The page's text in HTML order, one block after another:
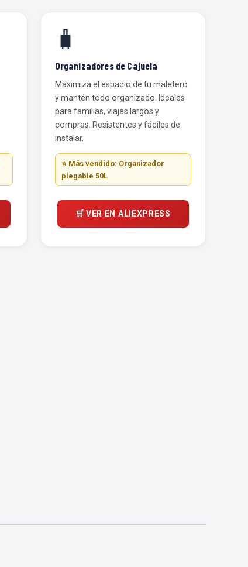
🧳
Organizadores de Cajuela
Maximiza el espacio de tu maletero
y mantén todo organizado. Ideales
para familias, viajes largos y
compras. Resistentes y fáciles de
instalar.
⭐ Más vendido: Organizador
plegable 50L
🛒 VER EN ALIEXPRESS